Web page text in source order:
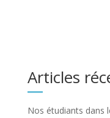
Articles
Nos étudiants dans